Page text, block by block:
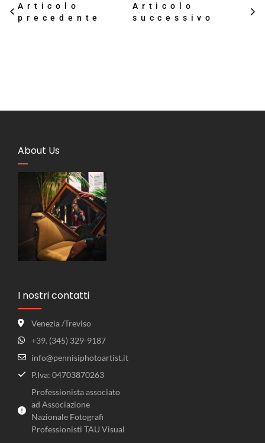
Articolo
precedente
Articolo
successivo
About Us
I nostri contatti
Venezia /Treviso
+39. (345) 329-9187
info@pennisiphotoartist.it
P.Iva: 04703870263
Professionista associato
ad Associazione
Nazionale Fotografi
Professionisti TAU Visual